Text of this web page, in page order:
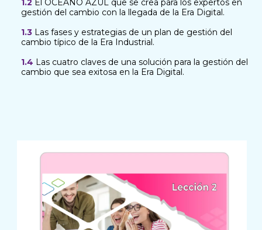
gestión del cambio con la llegada de la Era Digital.
1.3 Las fases y estrategias de un plan de gestión del
cambio típico de la Era Industrial.
1.4 Las cuatro claves de una solución para la gestión del
cambio que sea exitosa en la Era Digital.